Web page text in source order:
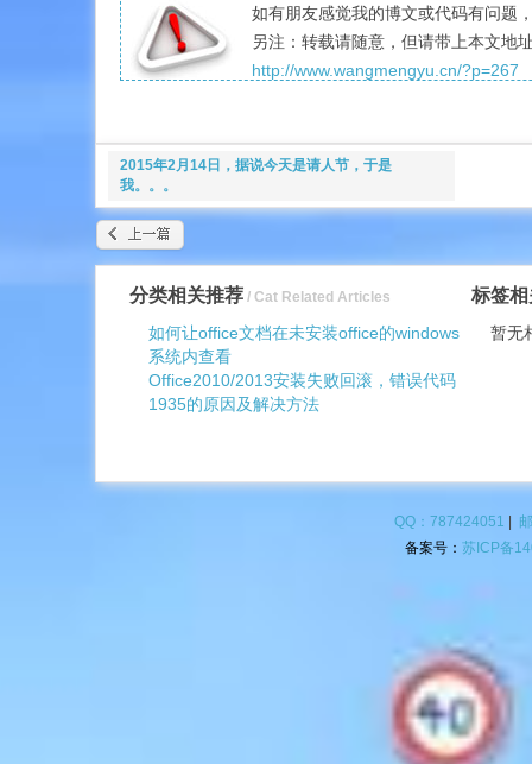
如有朋友感觉我的博文或代码有问题
另注：转载请随意，但请带上本文地
http://www.wangmengyu.cn/?p=267
2015年2月14日，据说今天是请人节，于是
我。。。
分类相关推荐 / Cat Related Articles
如何让office文档在未安装office的windows
系统内查看
Office2010/2013安装失败回滚，错误代码
1935的原因及解决方法
标签
暂无
QQ：787424051
备案号： 苏ICP备